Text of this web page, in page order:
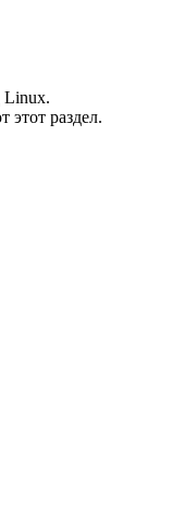
Linux.
этот раздел.